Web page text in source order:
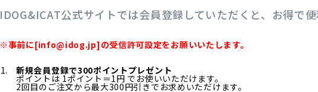
IDOG&ICAT公式サイトでは会員登録していただくと、お得で
※事前に[info@idog.jp]の受信許可設定をお願いいたします。
新規会員登録で300ポイントプレゼント
ポイントは 1ポイント＝1円 でお使いいただけます。
2回目のご注文から最大300円引きでお求めいただけます。